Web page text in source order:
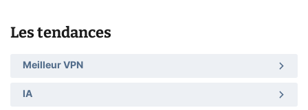
Les tendances
Meilleur VPN
IA